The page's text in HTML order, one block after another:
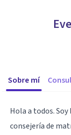
Sobre mí
Hola a todos. Soy
consejería de